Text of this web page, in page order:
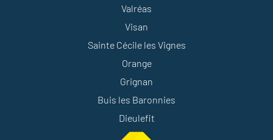
Valréas
Visan
Sainte Cécile les Vignes
Orange
Grignan
Buis les Baronnies
Dieulefit